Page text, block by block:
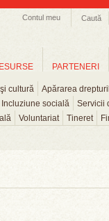
Caută
Contul meu
cultură
Apărarea
Incluziune socială Servicii
Voluntariat Tineret
PARTENERI